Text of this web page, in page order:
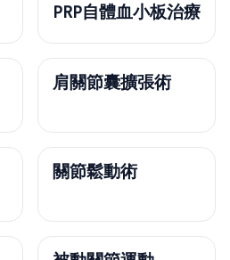
PRP自體血小板治療
肩關節囊擴張術
關節鬆動術